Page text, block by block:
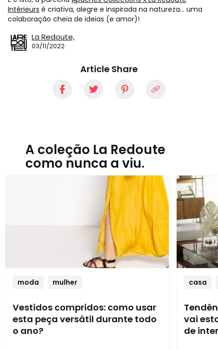
Intérieurs é criativa, alegre e inspirada na natureza... uma
colaboração cheia de ideias (e amor)!
La Redoute,
03/11/2022
Article Share
A coleção La Redoute
como nunca a viu.
moda mulher
Vestidos compridos: como usar
esta peça versátil durante todo
o ano?
casa
vai
de